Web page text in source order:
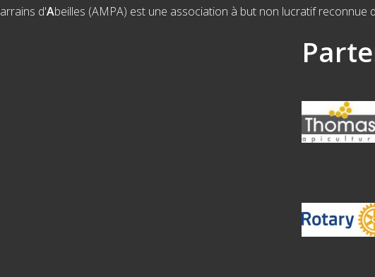
arrains d'Abeilles (AMPA) est une association à but non lucratif reconnue